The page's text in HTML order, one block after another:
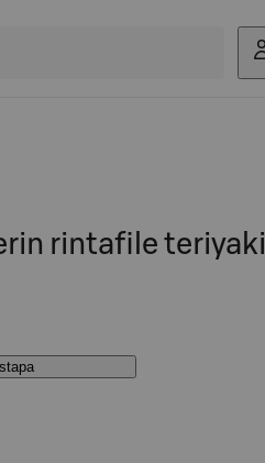
rintafile teriyaki